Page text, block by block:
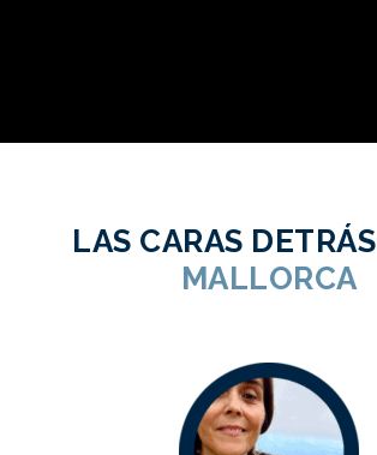
LAS CARAS DETRÁS
MALLORCA